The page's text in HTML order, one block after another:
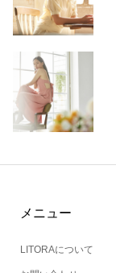
メニュー
LITORAについて